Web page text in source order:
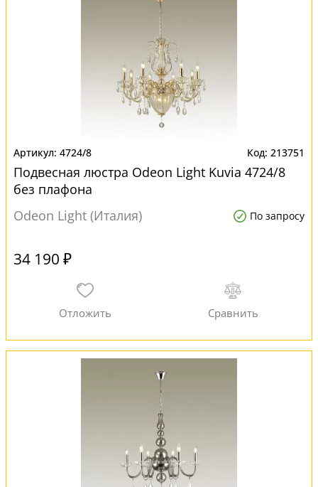
4724/8 213751
Подвесная люстра Odeon Light Kuvia 4724/8
без плафона
Odeon Light (Италия)
По запросу
34 190 ₽